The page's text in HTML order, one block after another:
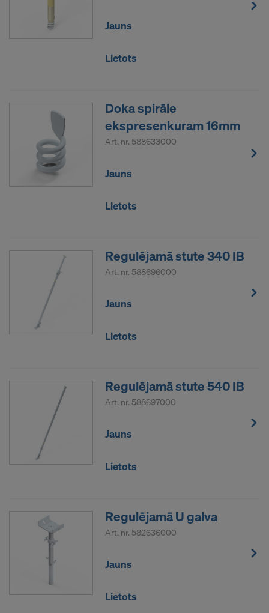
Jauns
Lietots
Doka spirāle
ekspresenkuram 16mm
Art. nr. 588633000
Jauns
Lietots
Regulējamā stute 340 IB
Art. nr. 588696000
Jauns
Lietots
Regulējamā stute 540 IB
Art. nr. 588697000
Jauns
Lietots
Regulējamā U galva
Art. nr. 582636000
Jauns
Lietots